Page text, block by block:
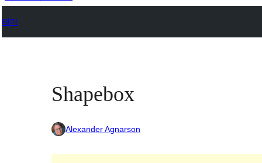
로
가
테마
Shapebox
Alexander Agnarson